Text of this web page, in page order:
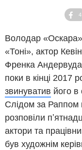
4
Володар
«Тоні», актор
Френка Андервуда
поки в кінці 2017
звинуватив його в
Слідом за Раппом
розповіли
актори та
був художнім